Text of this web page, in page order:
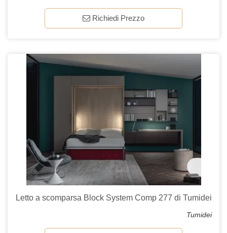
Richiedi Prezzo
Letto a scomparsa Block System Comp 277 di Tumidei
Tumidei